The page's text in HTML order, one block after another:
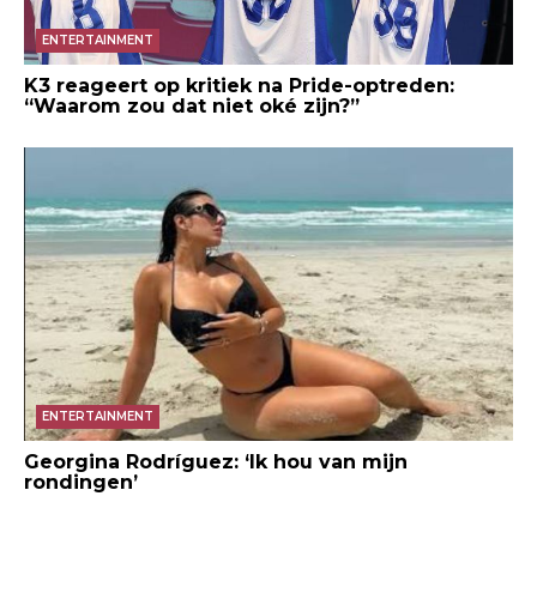
ENTERTAINMENT
K3 reageert op kritiek na Pride-optreden:
“Waarom zou dat niet oké zijn?”
ENTERTAINMENT
Georgina Rodríguez: ‘Ik hou van mijn
rondingen’